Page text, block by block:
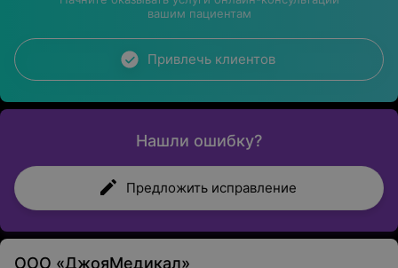
требует жертв!
Обращаем ваше внимание, что
специалиста: рекламируемые
медицинские услуги могут иметь
противопоказания и побочные
реакции.
вашим пациентам
Привлечь клиентов
Нашли ошибку?
Предложить исправление
ООО «ДжояМедикал»